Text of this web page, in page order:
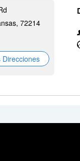
72214